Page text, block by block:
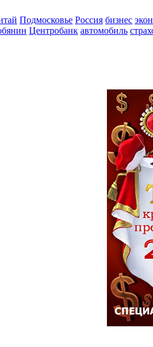
Подмосковье Россия бизнес
Центробанк автомобиль